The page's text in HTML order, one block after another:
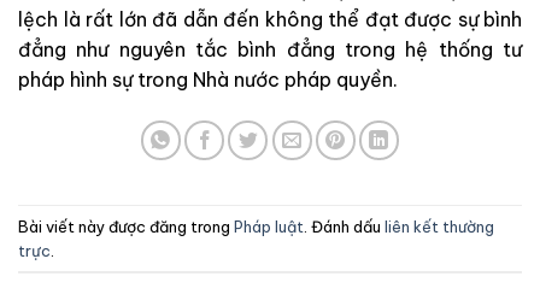
lệch là rất lớn đã dẫn đến không thể đạt được sự bình
đẳng như nguyên tắc bình đẳng trong hệ thống tư
pháp hình sự trong Nhà nước pháp quyền.
Bài viết này được đăng trong Pháp luật . Đánh dấu liên kết thường
trực